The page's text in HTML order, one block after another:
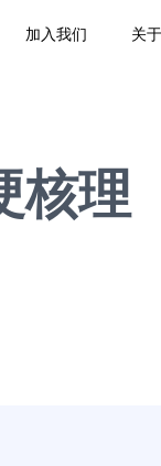
加入我们 关
核理